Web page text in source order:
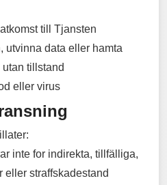
till Tjansten
utvinna data eller hamta
tillstand
eller virus
inte for indirekta, tillfälliga,
eller straffskadestand